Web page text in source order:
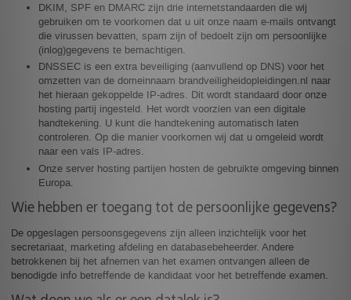
DKIM, SPF en DMARC zijn drie internetstandaarden die wij
gebruiken om te voorkomen dat u uit onze naam e-mails ontvangt
die virussen bevatten, spam zijn of bedoelt zijn om persoonlijke
(inlog)gegevens te bemachtigen.
DNSSEC is een extra beveiliging (aanvullend op DNS) voor het
omzetten van de domeinnaam brandveiligheidopleidingen.nl naar
het hieraan gekoppelde IP-adres. Dit wordt standaard door onze
hosting partij ingesteld. Het wordt voorzien van een digitale
handtekening. U kunt die handtekening automatisch laten
controleren. Op die manier voorkomen wij dat u omgeleid wordt
naar een vals IP-adres.
Onze server hosting partijen hosten de gebruikte omgeving binnen
Europa.
Wie hebben er toegang tot de persoonlijke gegevens?
De opgeslagen persoonsgegevens zijn alleen inzichtelijk voor het
secretariaat, marketing afdeling en databasebeheerder. Andere
betrokkenen bij het afnemen van het examen ontvangen alleen de
benodigde info betreffende de kandidaat voor het betreffende examen.